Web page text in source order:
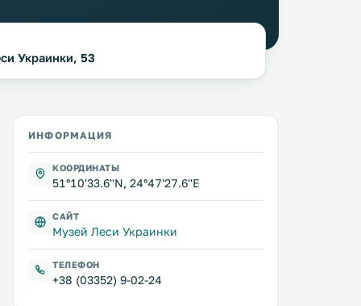
Украинки, 53
ИНФОРМАЦИЯ
КООРДИНАТЫ
51°10'33.6''N, 24°47'27.6''E
САЙТ
Музей Леси Украинки
ТЕЛЕФОН
+38 (03352) 9-02-24